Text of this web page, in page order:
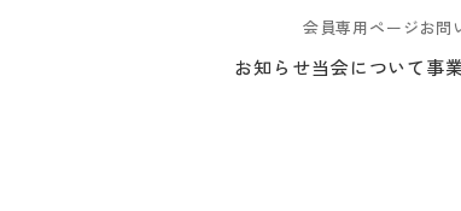
会員専用ページお問
お知らせ当会について事